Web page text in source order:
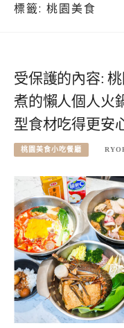
標籤: 桃園美食
受保護的內容:
煮的懶人個人火
型食材吃得更安
桃園美食小吃餐廳